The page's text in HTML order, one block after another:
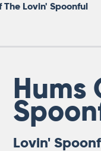
The Lovin' Spoonful
Hums
Lovin'